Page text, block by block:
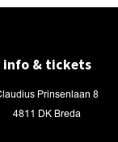
info & tickets
Prinsenlaan 8
4811 DK Breda